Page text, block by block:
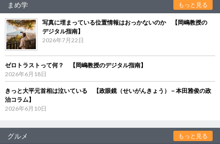
まめ学 もっと見る
写真に埋まっている位置情報はおっかないのか 【岡嶋教授の
デジタル指南】
2026年7月22日
ゼロトラストって何？ 【岡嶋教授のデジタル指南】
2026年6月18日
きっと大平元首相は泣いている 【政眼鏡（せいがんきょう）－本田雅俊の政
治コラム】
2026年6月10日
グルメ もっと見る